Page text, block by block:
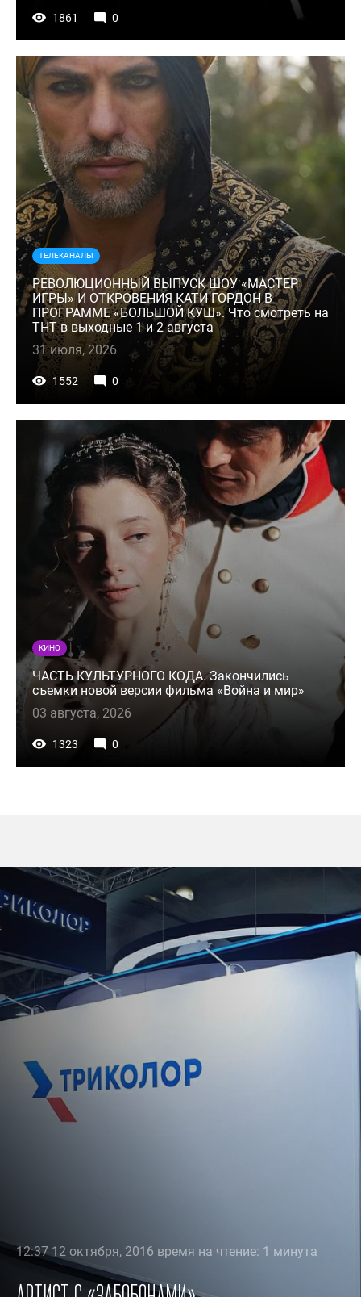
1861 0
ТЕЛЕКАНАЛЫ
РЕВОЛЮЦИОННЫЙ ВЫПУСК ШОУ «МАСТЕР
ИГРЫ» И ОТКРОВЕНИЯ КАТИ ГОРДОН В
ПРОГРАММЕ «БОЛЬШОЙ КУШ». Что смотреть на
ТНТ в выходные 1 и 2 августа
31 июля, 2026
1552 0
КИНО
ЧАСТЬ КУЛЬТУРНОГО КОДА. Закончились
съемки новой версии фильма «Война и мир»
03 августа, 2026
1323 0
12:37 12 октября, 2016 время на чтение: 1 минута